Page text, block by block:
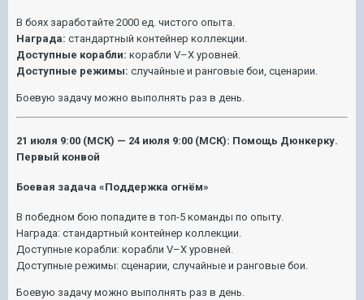
В боях заработайте 2000 ед. чистого опыта.
Награда: стандартный контейнер коллекции.
Доступные корабли: корабли V–X уровней.
Доступные режимы: случайные и ранговые бои, сценарии.
Боевую задачу можно выполнять раз в день.
21 июля 9:00 (МСК) — 24 июля 9:00 (МСК): Помощь Дюнкерку.
Первый конвой
Боевая задача «Поддержка огнём»
В победном бою попадите в топ-5 команды по опыту.
Награда: стандартный контейнер коллекции.
Доступные корабли: корабли V–X уровней.
Доступные режимы: сценарии, случайные и ранговые бои.
Боевую задачу можно выполнять раз в день.